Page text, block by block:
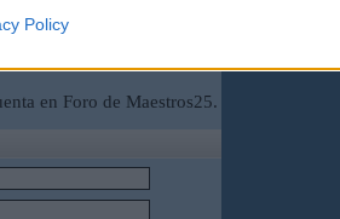
Policy
en Foro de Maestros25.